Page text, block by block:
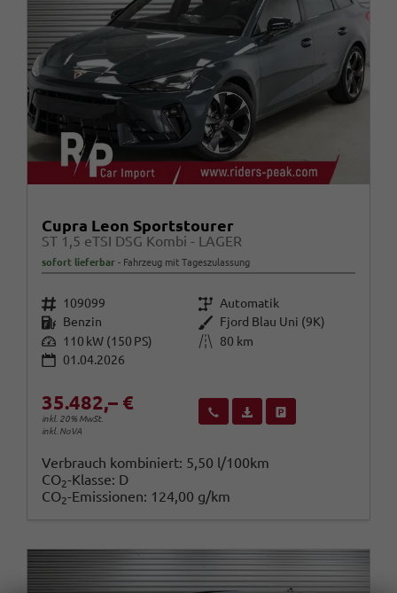
Cupra Leon Sportstourer
ST 1,5 eTSI DSG Kombi - LAGER
sofort lieferbar Fahrzeug mit Tageszulassung
Fahrzeugnr. 109099 Getriebe Automatik
Kraftstoff Benzin Außenfarbe Fjord Blau Uni (9K)
Leistung 110 kW (150 PS) Kilometerstand
80 km
01.04.2026
35.482,– €
inkl. 20% MwSt.
inkl. NoVA
Wir rufen Sie anFahrzeugexposé (PDF)
Verbrauch kombiniert: 5,50 l/100km
CO2-Klasse: D
CO2-Emissionen: 124,00 g/km